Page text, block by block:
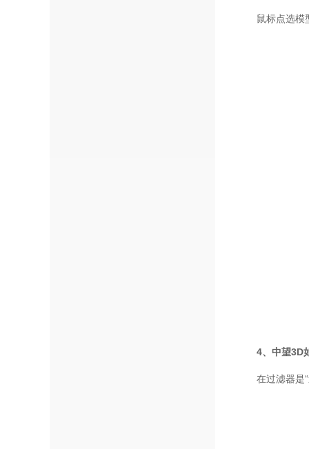
鼠标点选模
4、中望3D
在过滤器是